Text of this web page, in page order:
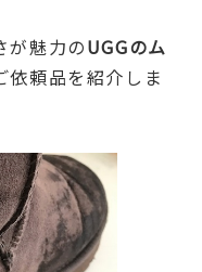
が魅力のUGGのム
依頼品を紹介しま